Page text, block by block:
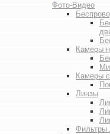
Фото-Видео
Камеры
Камеры
Линзы
Фильтры